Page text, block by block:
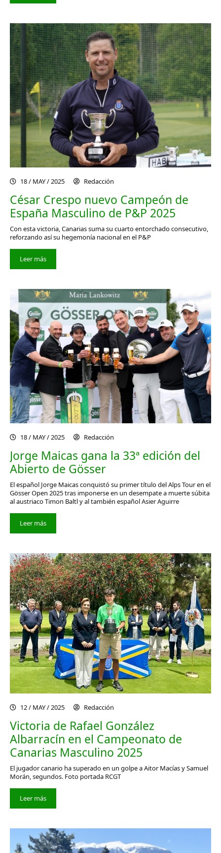
18 / MAY / 2025 Redacción
César Crespo nuevo Campeón de
España Masculino de P&P 2025
Con esta victoria, Canarias suma su cuarto entorchado consecutivo,
reforzando así su hegemonía nacional en el P&P
Leer más
18 / MAY / 2025 Redacción
Jorge Maicas gana la 33ª edición del
Abierto de Gösser
El español Jorge Maicas conquistó su primer título del Alps Tour en el
Gösser Open 2025 tras imponerse en un desempate a muerte súbita
al austriaco Timon Baltl y al también español Asier Aguirre
Leer más
12 / MAY / 2025 Redacción
Victoria de Rafael González
Albarracín en el Campeonato de
Canarias Masculino 2025
El jugador canario ha superado en un golpe a Aitor Macías y Samuel
Morán, segundos. Foto portada RCGT
Leer más